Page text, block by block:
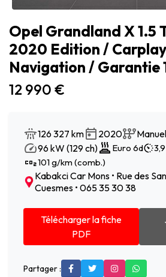
Opel Grandland X 1.5
2020 Edition /
Navigation / Garantie
12 990 €
126 327 km 2020
96 kW (129 ch)
Euro 6d
101 g/km (comb.)
Kabakci Car Mons • Rue des
Cuesmes • 065 35 30 38
Télécharger la fiche
PDF
Partager :